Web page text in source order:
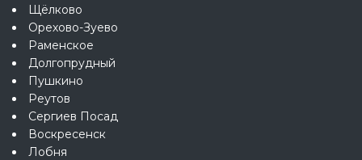
Щёлково
Орехово-Зуево
Раменское
Долгопрудный
Пушкино
Реутов
Сергиев Посад
Воскресенск
Лобня